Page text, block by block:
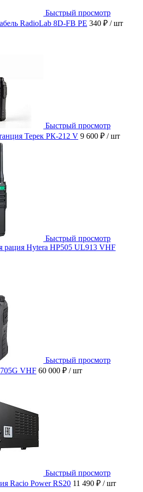
Быстрый просмотр
RadioLab 8D-FB PE 340 ₽ / шт
Быстрый просмотр
Терек РК-212 V 9 600 ₽ / шт
Быстрый просмотр
рация Hytera HP505 UL913 VHF
Быстрый просмотр
VHF 60 000 ₽ / шт
Быстрый просмотр
Racio Power RS20 11 490 ₽ / шт